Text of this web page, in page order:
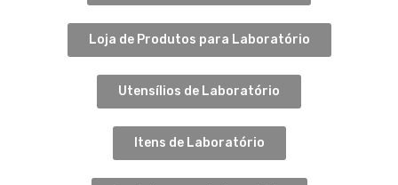
Loja de Produtos para Laboratório
Utensílios de Laboratório
Itens de Laboratório